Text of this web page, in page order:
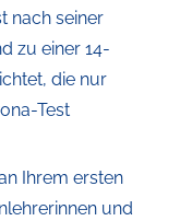
nach seiner
zu einer 14-
die nur
Test
Ihrem ersten
und